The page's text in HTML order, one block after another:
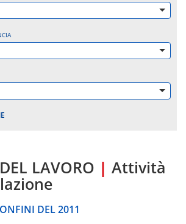
LAVORO | Attività
DEL 2011